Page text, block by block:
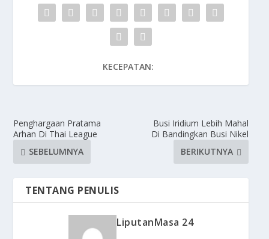
KECEPATAN:
Penghargaan Pratama
Arhan Di Thai League
SEBELUMNYA
Busi Iridium Lebih Mahal
Di Bandingkan Busi Nikel
BERIKUTNYA
TENTANG PENULIS
LiputanMasa 24